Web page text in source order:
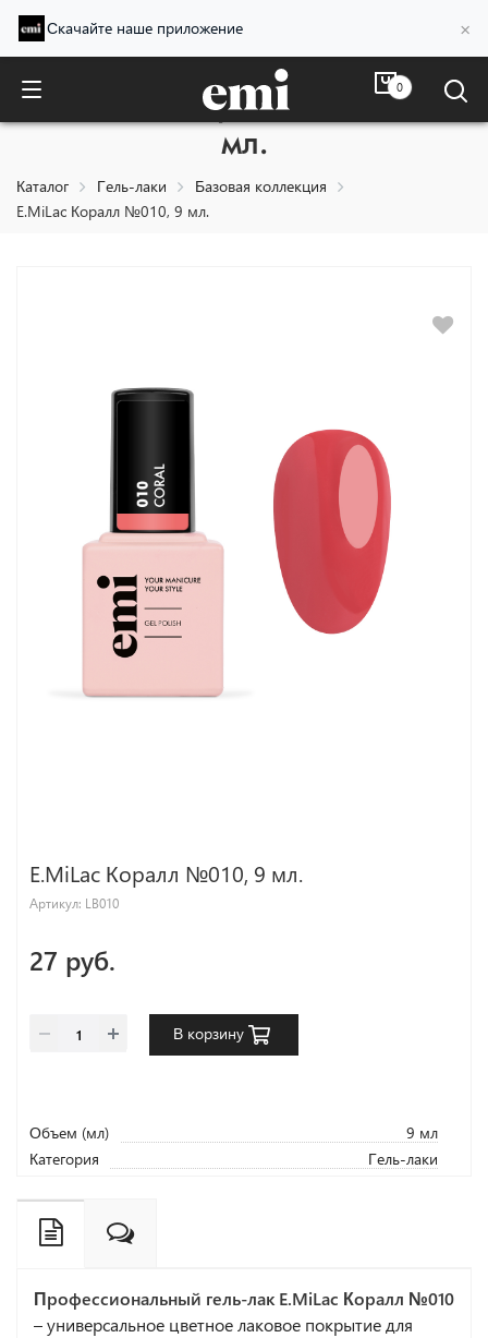
Скачайте наше приложение ×
0
E.MiLac Коралл №010, 9
мл.
Каталог Гель-лаки
Базовая коллекция
E.MiLac Коралл №010, 9 мл.
E.MiLac Коралл №010, 9 мл.
Артикул: LB010
27 руб.
В корзину
Объем (мл)
9 мл
Категория
Гель-лаки
Профессиональный гель-лак E.MiLac Коралл №010
– универсальное цветное лаковое покрытие для